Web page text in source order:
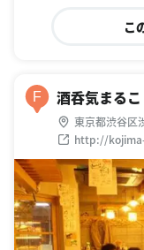
こ
F 酒呑気まるこ
東京都渋谷区
http://